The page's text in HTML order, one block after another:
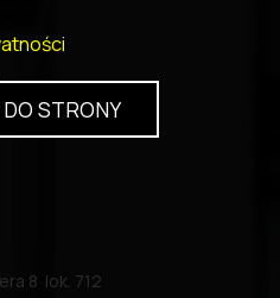
8 lok. 712
STRONY